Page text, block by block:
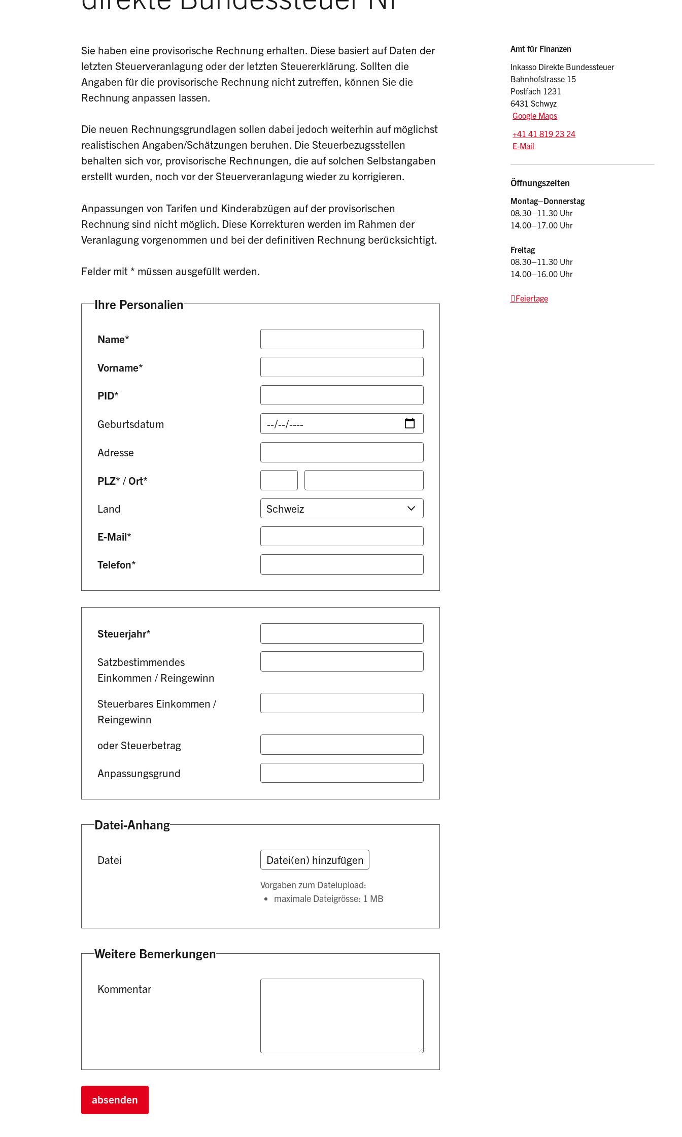
Sie haben eine provisorische Rechnung erhalten. Diese basiert auf Daten der
letzten Steuerveranlagung oder der letzten Steuererklärung. Sollten die
Angaben für die provisorische Rechnung nicht zutreffen, können Sie die
Rechnung anpassen lassen.
Die neuen Rechnungsgrundlagen sollen dabei jedoch weiterhin auf möglichst
realistischen Angaben/Schätzungen beruhen. Die Steuerbezugsstellen
behalten sich vor, provisorische Rechnungen, die auf solchen Selbstangaben
erstellt wurden, noch vor der Steuerveranlagung wieder zu korrigieren.
Anpassungen von Tarifen und Kinderabzügen auf der provisorischen
Rechnung sind nicht möglich. Diese Korrekturen werden im Rahmen der
Veranlagung vorgenommen und bei der definitiven Rechnung berücksichtigt.
Felder mit * müssen ausgefüllt werden.
Ihre Personalien
Name*
Vorname*
PID*
Geburtsdatum
Adresse
PLZ* /Ort*
Land
E-Mail*
Telefon*
Steuerjahr*
Satzbestimmendes
Einkommen / Reingewinn
Steuerbares Einkommen /
Reingewinn
oder Steuerbetrag
Anpassungsgrund
Datei-Anhang
Datei
Vorgaben zum Dateiupload:
maximale Dateigrösse: 1 MB
Weitere Bemerkungen
Kommentar
absenden
Sidebar
Adresse
Amt für Finanzen
Inkasso Direkte Bundessteuer
Bahnhofstrasse 15
Postfach 1231
6431 Schwyz
Google Maps
Tel.:
+41 41 819 23 24
E-Mail: dbst
E-Mail
Öffnungszeiten
Montag–Donnerstag
08.30–11.30 Uhr
14.00–17.00 Uhr
Freitag
08.30–11.30 Uhr
14.00–16.00 Uhr
Feiertage